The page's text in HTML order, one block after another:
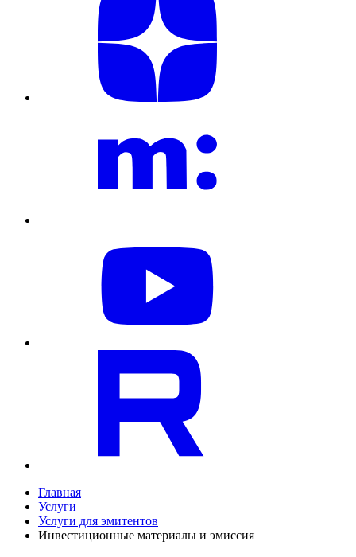
Главная
Услуги
Услуги для эмитентов
Инвестиционные материалы и эмиссия